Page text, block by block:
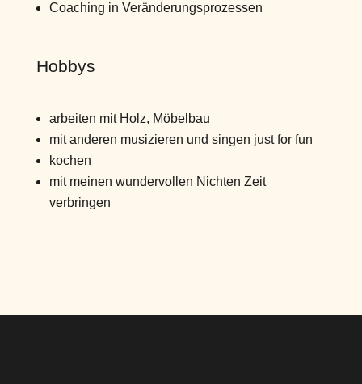
Coaching in Veränderungsprozessen
Hobbys
arbeiten mit Holz, Möbelbau
mit anderen musizieren und singen just for fun
kochen
mit meinen wundervollen Nichten Zeit
verbringen